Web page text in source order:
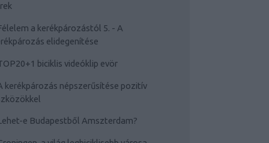
a kerékpározástól 5. - A
elidegenítése
biciklis videóklip evör
kerékpározás népszerűsítése pozitív
e Budapestből Amszterdam?